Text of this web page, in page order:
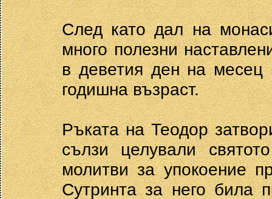
След като дал на
много полезни
в деветия ден на месец
годишна възраст.
Ръката на Теодор
сълзи целували
молитви за упокоение
Сутринта за него била